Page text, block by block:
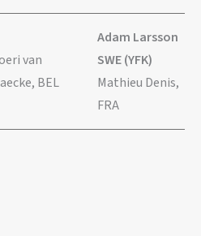
van
BEL
Adam Larsson
SWE (YFK)
Mathieu Denis,
FRA